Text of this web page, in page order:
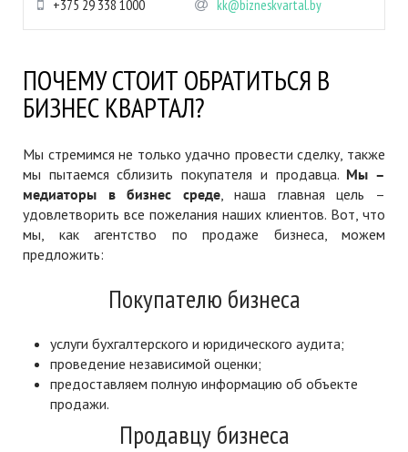
+375 29 338 1000 kk@bizneskvartal.by
ПОЧЕМУ СТОИТ ОБРАТИТЬСЯ В
БИЗНЕС КВАРТАЛ?
Мы стремимся не только удачно провести сделку, также
мы пытаемся сблизить покупателя и продавца. Мы –
медиаторы в бизнес среде, наша главная цель –
удовлетворить все пожелания наших клиентов. Вот, что
мы, как агентство по продаже бизнеса, можем
предложить:
Покупателю бизнеса
услуги бухгалтерского и юридического аудита;
проведение независимой оценки;
предоставляем полную информацию об объекте
продажи.
Продавцу бизнеса